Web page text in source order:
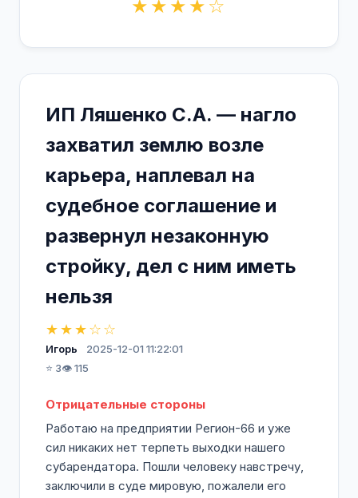
★★★★☆
ИП Ляшенко С.А. — нагло
захватил землю возле
карьера, наплевал на
судебное соглашение и
развернул незаконную
стройку, дел с ним иметь
нельзя
★★★☆☆
Игорь
2025-12-01 11:22:01
⭐ 3👁️ 115
Отрицательные стороны
Работаю на предприятии Регион-66 и уже
сил никаких нет терпеть выходки нашего
субарендатора. Пошли человеку навстречу,
заключили в суде мировую, пожалели его